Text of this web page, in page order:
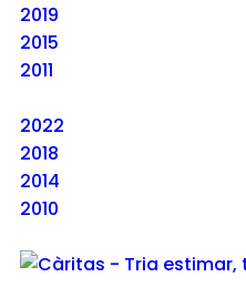
2019
2015
2011
2022
2018
2014
2010